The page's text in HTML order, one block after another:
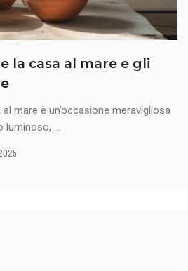
la casa al mare e gli
mare è un’occasione meravigliosa
luminoso, ...